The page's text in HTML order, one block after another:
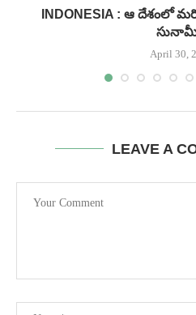
INDONESIA : ఆ దేశంలో
April 30,
LEAVE A